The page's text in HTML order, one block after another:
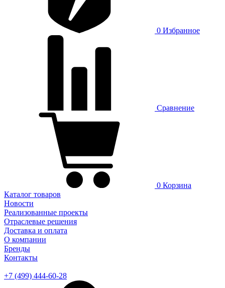
0 Избранное
Сравнение
0 Корзина
Каталог товаров
Новости
Реализованные проекты
Отраслевые решения
Доставка и оплата
О компании
Бренды
Контакты
+7 (499) 444-60-28